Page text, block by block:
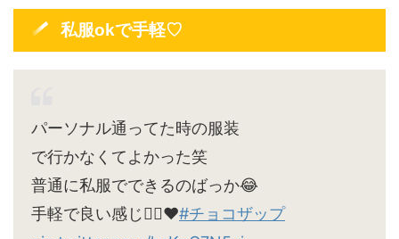
私服okで手軽♡
パーソナル通ってた時の服装
で行かなくてよかった笑
普通に私服でできるのばっか😂
手軽で良い感じ🙆‍♀️♥#チョコザップ